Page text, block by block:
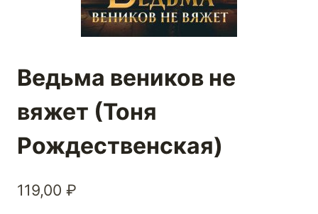
Ведьма веников не
вяжет (Тоня
Рождественская)
119,00 ₽